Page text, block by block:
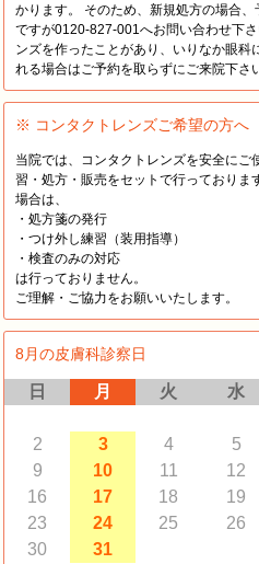
かります。 そのため、新規処方の場合
ですが0120-827-001へお問い合わせ下
ンズを作ったことがあり、いりなか眼科
れる場合はご予約を取らずにご来院下さ
※ コンタクトレンズご希望の方へ
当院では、コンタクトレンズを安全に
習・処方・販売をセットで行っておりま
場合は、
・処方箋の発行
・つけ外し練習（装用指導）
・検査のみの対応
は行っておりません。
ご理解・ご協力をお願いいたします。
8月の皮膚科診察日
日 月 火 水
2
3 4 5
9
10 11 12
16
17 18 19
23
24 25 26
30
31